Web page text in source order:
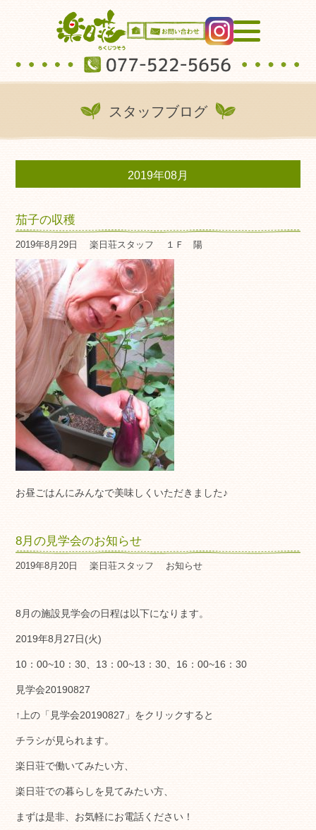
スタッフブログ
2019年08月
茄子の収穫
2019年8月29日 楽日荘スタッフ １Ｆ 陽
お昼ごはんにみんなで美味しくいただきました♪
8月の見学会のお知らせ
2019年8月20日 楽日荘スタッフ お知らせ
8月の施設見学会の日程は以下になります。
2019年8月27日(火)
10：00~10：30、13：00~13：30、16：00~16：30
見学会20190827
↑上の「見学会20190827」をクリックすると
チラシが見られます。
楽日荘で働いてみたい方、
楽日荘での暮らしを見てみたい方、
まずは是非、お気軽にお電話ください！